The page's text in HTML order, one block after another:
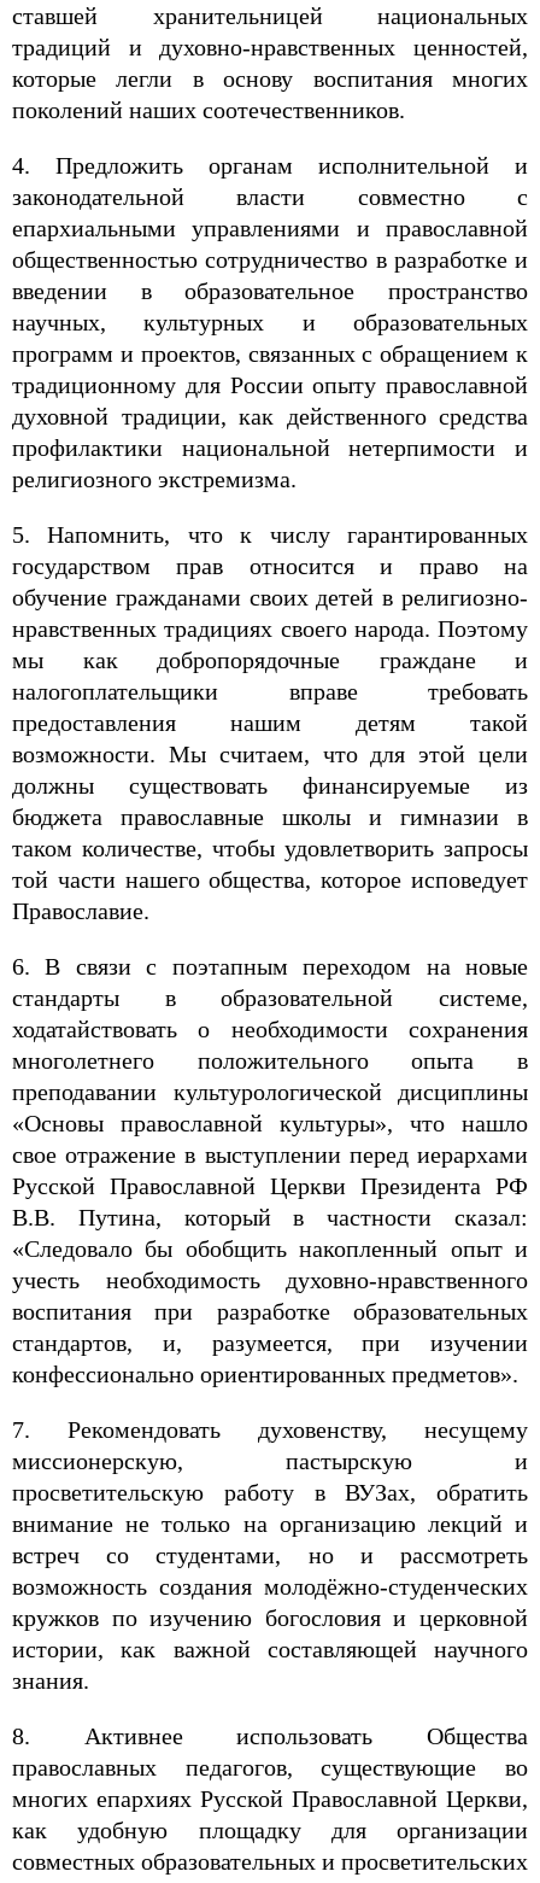
ставшей хранительницей национальных
традиций и духовно-нравственных ценностей,
которые легли в основу воспитания многих
поколений наших соотечественников.
4. Предложить органам исполнительной и
законодательной власти совместно с
епархиальными управлениями и православной
общественностью сотрудничество в разработке и
введении в образовательное пространство
научных, культурных и образовательных
программ и проектов, связанных с обращением к
традиционному для России опыту православной
духовной традиции, как действенного средства
профилактики национальной нетерпимости и
религиозного экстремизма.
5. Напомнить, что к числу гарантированных
государством прав относится и право на
обучение гражданами своих детей в религиозно-
нравственных традициях своего народа. Поэтому
мы как добропорядочные граждане и
налогоплательщики вправе требовать
предоставления нашим детям такой
возможности. Мы считаем, что для этой цели
должны существовать финансируемые из
бюджета православные школы и гимназии в
таком количестве, чтобы удовлетворить запросы
той части нашего общества, которое исповедует
Православие.
6. В связи с поэтапным переходом на новые
стандарты в образовательной системе,
ходатайствовать о необходимости сохранения
многолетнего положительного опыта в
преподавании культурологической дисциплины
«Основы православной культуры», что нашло
свое отражение в выступлении перед иерархами
Русской Православной Церкви Президента РФ
В.В. Путина, который в частности сказал:
«Следовало бы обобщить накопленный опыт и
учесть необходимость духовно-нравственного
воспитания при разработке образовательных
стандартов, и, разумеется, при изучении
конфессионально ориентированных предметов».
7. Рекомендовать духовенству, несущему
миссионерскую, пастырскую и
просветительскую работу в ВУЗах, обратить
внимание не только на организацию лекций и
встреч со студентами, но и рассмотреть
возможность создания молодёжно-студенческих
кружков по изучению богословия и церковной
истории, как важной составляющей научного
знания.
8. Активнее использовать Общества
православных педагогов, существующие во
многих епархиях Русской Православной Церкви,
как удобную площадку для организации
совместных образовательных и просветительских